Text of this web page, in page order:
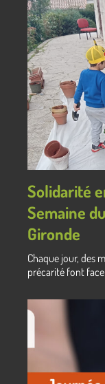
Solidarité
Semaine
Gironde
Chaque jour, des
précarité font face